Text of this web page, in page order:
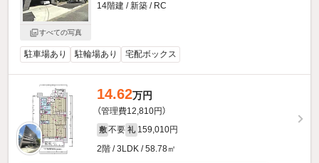
すべての写真
14階建 / 新築 / RC
駐車場あり 駐輪場あり 宅配ボックス
14.62万円
（管理費12,810円）
敷 不要 礼 159,010円
2階 / 3LDK / 58.78㎡